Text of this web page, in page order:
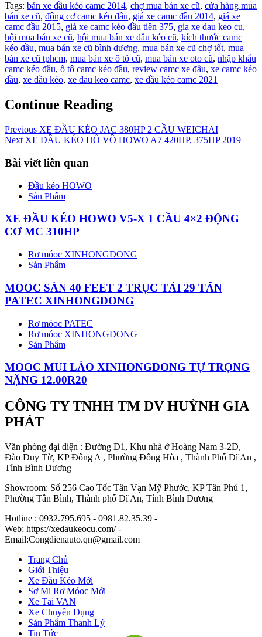
Tags: bán xe đầu kéo camc 2014, chợ mua bán xe cũ, cửa hàng mua
bán xe cũ, động cơ camc kéo đầu, giá xe camc đầu 2014, giá xe
camc đầu 2015, giá xe camc kéo đầu tiên 375, gia xe dau keo cu,
hội mua bán xe cũ, hội mua bán xe đầu kéo cũ, kích thước camc
kéo đầu, mua bán xe cũ bình dương, mua bán xe cũ chợ tốt, mua
bán xe cũ tphcm, mua bán xe ô tô cũ, mua bán xe oto cũ, nhập khẩu
camc kéo đầu, ô tô camc kéo đầu, review camc xe đầu, xe camc kéo
đầu, xe đầu kéo, xe dau keo camc, xe đầu kéo camc 2021
Continue Reading
Previous XE ĐẦU KÉO JAC 380HP 2 CẦU WEICHAI
Next XE ĐẦU KÉO HỔ VỒ HOWO A7 420HP, 375HP 2019
Bài viết liên quan
Đầu kéo HOWO
Sản Phẩm
XE ĐẦU KÉO HOWO V5-X 1 CẦU 4×2 ĐỘNG
CƠ MC 310HP
Rơ móoc XINHONGDONG
Sản Phẩm
MOOC SÀN 40 FEET 2 TRỤC TẢI 29 TẤN
PATEC XINHONGDONG
Rơ móoc PATEC
Rơ móoc XINHONGDONG
Sản Phẩm
MOOC MUI LÀO XINHONGDONG TỰ TRỌNG
NẶNG 12.00R20
CÔNG TY TNHH TM DV HUỲNH GIA
PHÁT
Văn phòng đại diện : Đường D1, Khu nhà ở Hoàng Nam 3-2D,
Đào Duy Từ, KP Đông A , Phường Đông Hòa , Thành Phố Dĩ An ,
Tỉnh Bình Dương
Showroom: Số 256 Cao Tốc Tân Vạn Mỹ Phước, KP Tân Phú 1,
Phường Tân Bình, Thành phố Dĩ An, Tỉnh Bình Dương
Hotline : 0932.795.695 - 0981.82.35.39 -
Web: https://xedaukeocu.com/ -
Email:Congdienauto.qn@gmail.com
Trang Chủ
Giới Thiệu
Xe Đầu Kéo Mới
Sơ Mi Rơ Móoc Mới
Xe Tải VAN
Xe Chuyên Dụng
Sản Phẩm Thanh Lý
Tin Tức